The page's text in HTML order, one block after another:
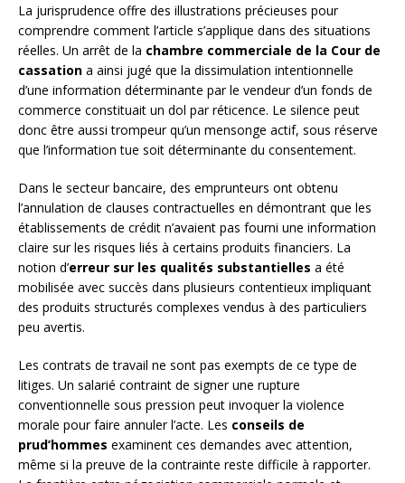
La jurisprudence offre des illustrations précieuses pour
comprendre comment l’article s’applique dans des situations
réelles. Un arrêt de la chambre commerciale de la Cour de
cassation a ainsi jugé que la dissimulation intentionnelle
d’une information déterminante par le vendeur d’un fonds de
commerce constituait un dol par réticence. Le silence peut
donc être aussi trompeur qu’un mensonge actif, sous réserve
que l’information tue soit déterminante du consentement.
Dans le secteur bancaire, des emprunteurs ont obtenu
l’annulation de clauses contractuelles en démontrant que les
établissements de crédit n’avaient pas fourni une information
claire sur les risques liés à certains produits financiers. La
notion d’erreur sur les qualités substantielles a été
mobilisée avec succès dans plusieurs contentieux impliquant
des produits structurés complexes vendus à des particuliers
peu avertis.
Les contrats de travail ne sont pas exempts de ce type de
litiges. Un salarié contraint de signer une rupture
conventionnelle sous pression peut invoquer la violence
morale pour faire annuler l’acte. Les conseils de
prud’hommes examinent ces demandes avec attention,
même si la preuve de la contrainte reste difficile à rapporter.